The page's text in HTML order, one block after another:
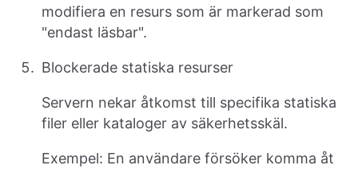
modifiera en resurs som är markerad som
"endast läsbar".
Blockerade statiska resurser
Servern nekar åtkomst till specifika statiska
filer eller kataloger av säkerhetsskäl.
Exempel: En användare försöker komma åt